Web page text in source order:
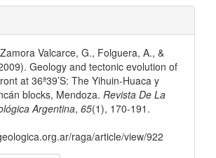
Valcarce, G., Folguera, A., &
Geology and tectonic evolution of
at 36ª39’S: The Yihuin-Huaca y
blocks, Mendoza. Revista De La
Argentina, 65(1), 170-191.
raga/article/view/922